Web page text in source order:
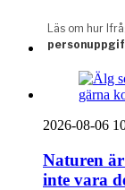
2026-08-06
Naturen
inte vara